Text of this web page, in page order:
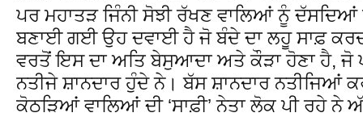
ਪਰ ਮਹਾਤੜ ਜਿੰਨੀ ਸੋਝੀ ਰੱਖਣ ਵਾਲਿਆਂ ਨੂੰ ਦੱਸਦਿਆਂ
ਬਣਾਈ ਗਈ ਉਹ ਦਵਾਈ ਹੈ ਜੋ ਬੰਦੇ ਦਾ ਲਹੂ ਸਾਫ਼
ਵਰਤੋਂ ਇਸ ਦਾ ਅਤਿ ਬੇਸੁਆਦਾ ਅਤੇ ਕੌੜਾ ਹੋਣਾ ਹੈ, ਜੋ
ਨਤੀਜੇ ਸ਼ਾਨਦਾਰ ਹੁੰਦੇ ਨੇ। ਬੱਸ ਸ਼ਾਨਦਾਰ ਨਤੀਜਿਆਂ
ਕੋਠੜਿਆਂ ਵਾਲਿਆਂ ਦੀ ‘ਸਾਫ਼ੀ’ ਨੇਤਾ ਲੋਕ ਪੀ ਰਹੇ ਨੇ